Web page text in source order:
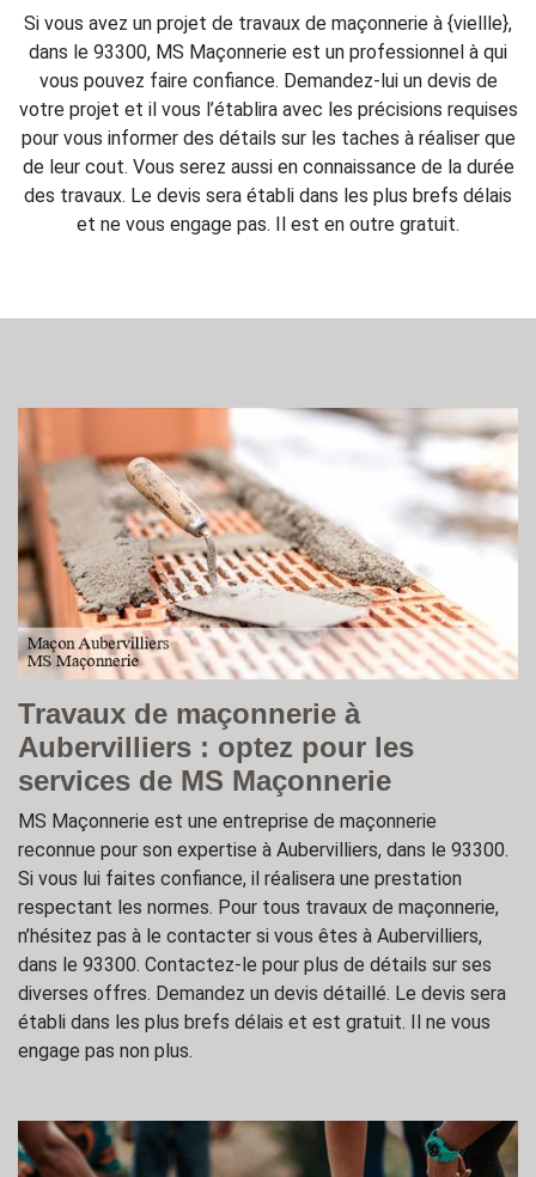
Si vous avez un projet de travaux de maçonnerie à {viellle},
dans le 93300, MS Maçonnerie est un professionnel à qui
vous pouvez faire confiance. Demandez-lui un devis de
votre projet et il vous l’établira avec les précisions requises
pour vous informer des détails sur les taches à réaliser que
de leur cout. Vous serez aussi en connaissance de la durée
des travaux. Le devis sera établi dans les plus brefs délais
et ne vous engage pas. Il est en outre gratuit.
Travaux de maçonnerie à
Aubervilliers : optez pour les
services de MS Maçonnerie
MS Maçonnerie est une entreprise de maçonnerie
reconnue pour son expertise à Aubervilliers, dans le 93300.
Si vous lui faites confiance, il réalisera une prestation
respectant les normes. Pour tous travaux de maçonnerie,
n’hésitez pas à le contacter si vous êtes à Aubervilliers,
dans le 93300. Contactez-le pour plus de détails sur ses
diverses offres. Demandez un devis détaillé. Le devis sera
établi dans les plus brefs délais et est gratuit. Il ne vous
engage pas non plus.